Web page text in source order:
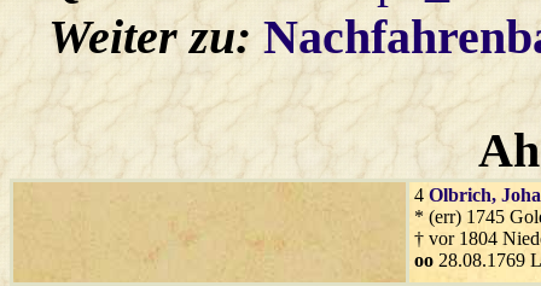
Weiter zu:
4 Olbrich,
* (err) 1745
† vor 1804
oo 28.08.1769